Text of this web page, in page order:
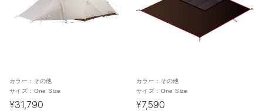
カラー： その他
サイズ： One Size
¥31,790
カラー： その他
サイズ： One Size
¥7,590